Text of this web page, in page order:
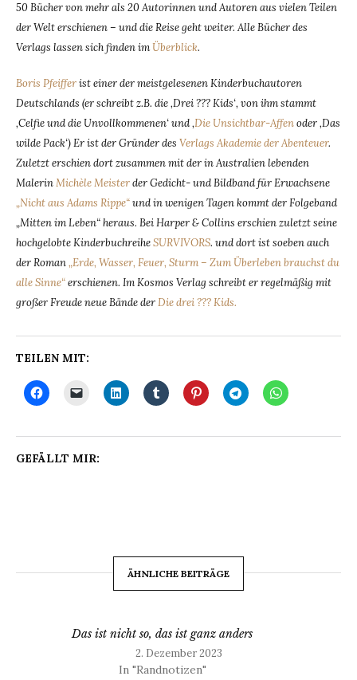
50 Bücher von mehr als 20 Autorinnen und Autoren aus vielen Teilen
der Welt erschienen – und die Reise geht weiter. Alle Bücher des
Verlags lassen sich finden imÜberblick.
Boris Pfeifferist einer der meistgelesenen Kinderbuchautoren
Deutschlands (er schreibt z.B. die ‚Drei ??? Kids‘, von ihm stammt
‚Celfie und die Unvollkommenen‘ und ‚Die Unsichtbar-Affenoder ‚Das
wilde Pack‘) Er ist der Gründer des Verlags Akademie der Abenteuer.
Zuletzt erschien dort zusammen mit der in Australien lebenden
MalerinMichèle Meisterder Gedicht- und Bildband für Erwachsene
„Nicht aus Adams Rippe“und in wenigen Tagen kommt der Folgeband
„Mitten im Leben“ heraus. Bei Harper & Collins erschien zuletzt seine
hochgelobte KinderbuchreiheSURVIVORS. und dort ist soeben auch
der Roman„Erde, Wasser, Feuer, Sturm – Zum Überleben brauchst du
alle Sinne“erschienen. Im Kosmos Verlag schreibt er regelmäßig mit
großer Freude neue Bände derDie drei ??? Kids.
TEILEN MIT:
GEFÄLLT MIR:
ÄHNLICHE BEITRÄGE
Das ist nicht so, das ist ganz anders
2. Dezember 2023
In "Randnotizen"